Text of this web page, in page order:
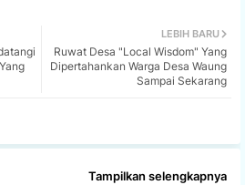
tter ats
LEBIH BARU
Ruwat Desa "Local Wisdom" Yang
Dipertahankan Warga Desa Waung
Sampai Sekarang
Tampilkan selengkapnya